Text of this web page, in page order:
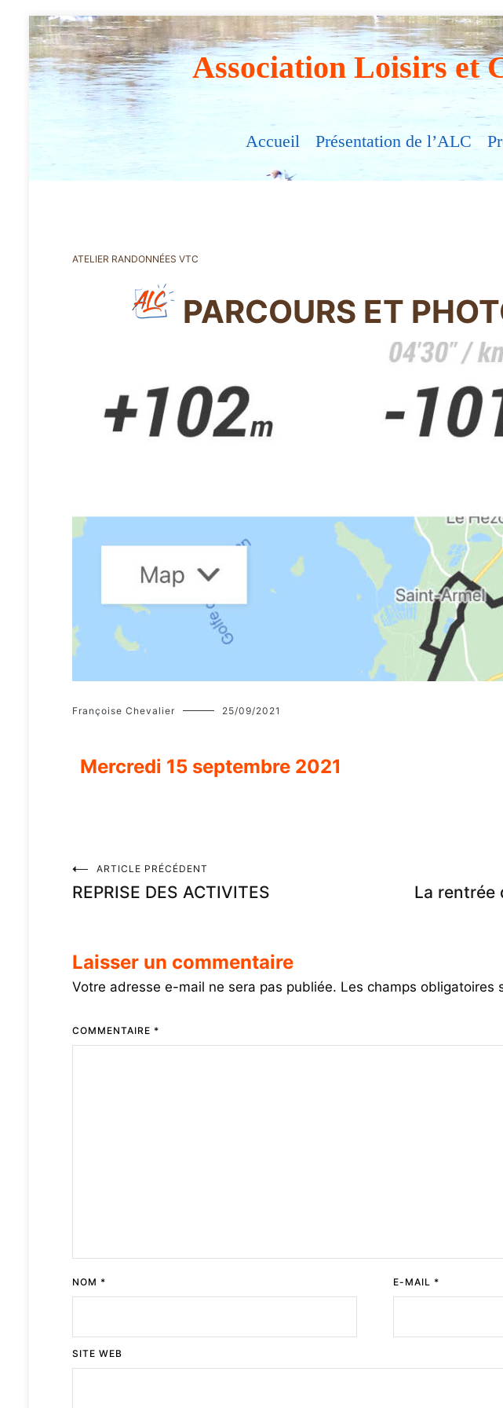
Association Loisirs et
Accueil Présentation de l’ALC
ATELIER RANDONNÉES VTC
PARCOURS ET
Françoise Chevalier 25/09/2021
Mercredi 15 septembre 2021
ARTICLE PRÉCÉDENT
REPRISE DES ACTIVITES La rentrée
Laisser un commentaire
Votre adresse e-mail ne sera pas publiée. Les champs obligatoires
COMMENTAIRE *
NOM * E-MAIL *
SITE WEB